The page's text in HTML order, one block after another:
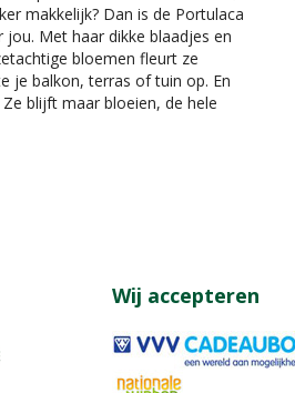
makkelijk? Dan is de Portulaca
jou. Met haar dikke blaadjes en
bloemen fleurt ze
je balkon, terras of tuin op. En
blijft maar bloeien, de hele
Wij accepteren